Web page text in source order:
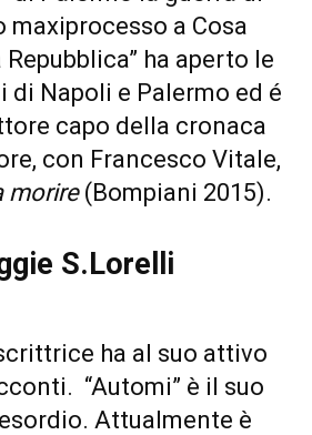
maxiprocesso a Cosa
Repubblica” ha aperto le
di Napoli e Palermo ed é
capo della cronaca
con Francesco Vitale,
morire(Bompiani 2015).
S.Lorelli
ha al suo attivo
“Automi” è il suo
Attualmente è